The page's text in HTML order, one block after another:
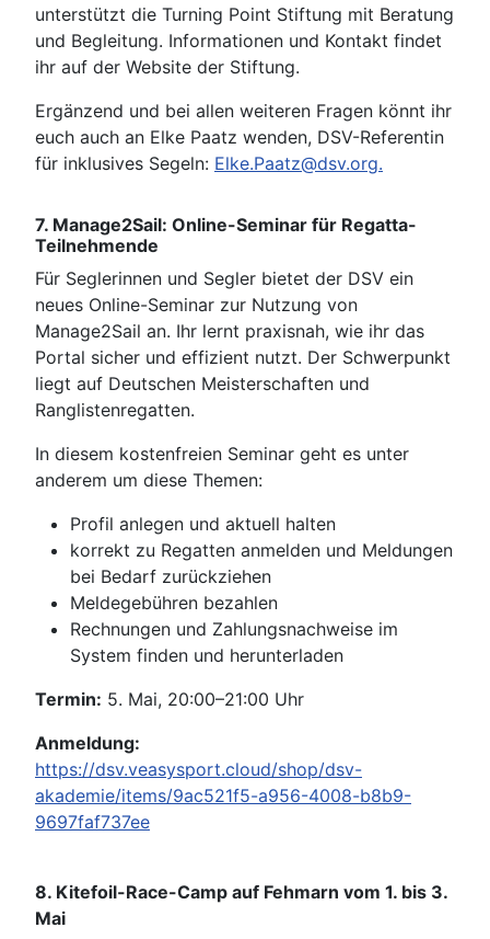
unterstützt die Turning Point Stiftung mit Beratung
und Begleitung. Informationen und Kontakt findet
ihr auf der Website der Stiftung.
Ergänzend und bei allen weiteren Fragen könnt ihr
euch auch an Elke Paatz wenden, DSV-Referentin
für inklusives Segeln: Elke.Paatz@dsv.org.
7. Manage2Sail: Online-Seminar für Regatta-
Teilnehmende
Für Seglerinnen und Segler bietet der DSV ein
neues Online-Seminar zur Nutzung von
Manage2Sail an. Ihr lernt praxisnah, wie ihr das
Portal sicher und effizient nutzt. Der Schwerpunkt
liegt auf Deutschen Meisterschaften und
Ranglistenregatten.
In diesem kostenfreien Seminar geht es unter
anderem um diese Themen:
Profil anlegen und aktuell halten
korrekt zu Regatten anmelden und Meldungen
bei Bedarf zurückziehen
Meldegebühren bezahlen
Rechnungen und Zahlungsnachweise im
System finden und herunterladen
Termin: 5. Mai, 20:00–21:00 Uhr
Anmeldung:
https://dsv.veasysport.cloud/shop/dsv-
akademie/items/9ac521f5-a956-4008-b8b9-
9697faf737ee
8. Kitefoil-Race-Camp auf Fehmarn vom 1. bis 3.
Mai